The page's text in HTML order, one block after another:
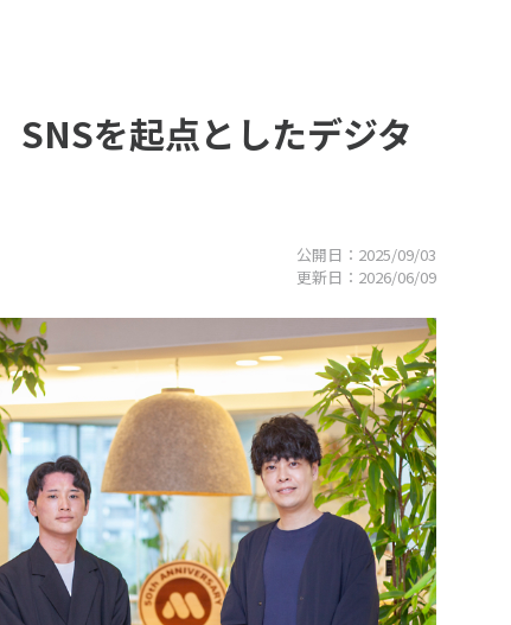
SNSを起点としたデジタ
公開日： 2025/09/03
更新日： 2026/06/09